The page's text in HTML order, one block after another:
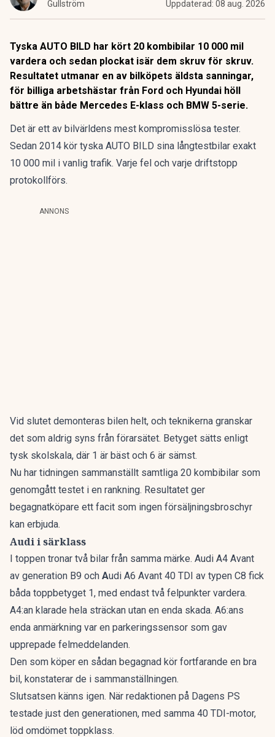
Gullström
Uppdaterad: 08 aug. 2026
Tyska AUTO BILD har kört 20 kombibilar 10 000 mil
vardera och sedan plockat isär dem skruv för skruv.
Resultatet utmanar en av bilköpets äldsta sanningar,
för billiga arbetshästar från Ford och Hyundai höll
bättre än både Mercedes E-klass och BMW 5-serie.
Det är ett av bilvärldens mest kompromisslösa tester.
Sedan 2014 kör tyska AUTO BILD sina långtestbilar exakt
10 000 mil i vanlig trafik. Varje fel och varje driftstopp
protokollförs.
ANNONS
Vid slutet demonteras bilen helt, och teknikerna granskar
det som aldrig syns från förarsätet. Betyget sätts enligt
tysk skolskala, där 1 är bäst och 6 är sämst.
Nu har tidningen sammanställt samtliga 20 kombibilar som
genomgått testet i en rankning. Resultatet ger
begagnatköpare ett facit som ingen försäljningsbroschyr
kan erbjuda.
Audi i särklass
I toppen tronar två bilar från samma märke. Audi A4 Avant
av generation B9 och Audi A6 Avant 40 TDI av typen C8 fick
båda toppbetyget 1, med endast två felpunkter vardera.
A4:an klarade hela sträckan utan en enda skada. A6:ans
enda anmärkning var en parkeringssensor som gav
upprepade felmeddelanden.
Den som köper en sådan begagnad kör fortfarande en bra
bil, konstaterar de i sammanställningen.
Slutsatsen känns igen. När redaktionen på Dagens PS
testade just den generationen, med samma 40 TDI-motor,
löd omdömet toppklass.